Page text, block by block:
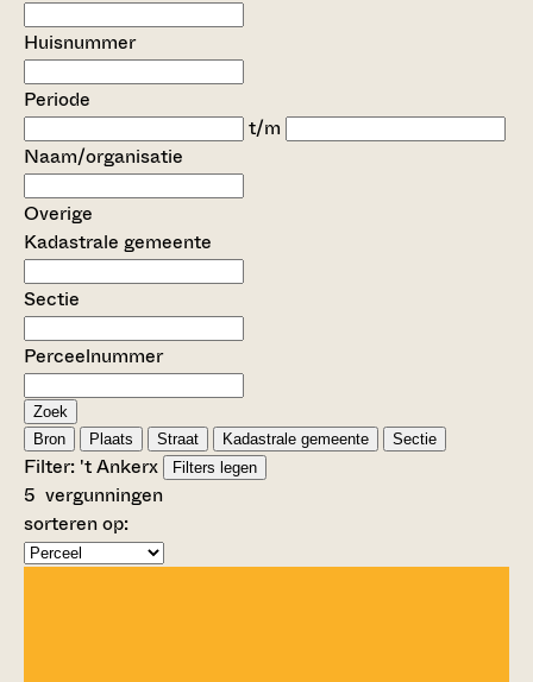
Huisnummer
Periode
t/m
Naam/organisatie
Overige
Kadastrale gemeente
Sectie
Perceelnummer
Zoek
Bron
Plaats Straat Kadastrale gemeente Sectie
Filter: 't Ankerx Filters legen
5 vergunningen
sorteren op: